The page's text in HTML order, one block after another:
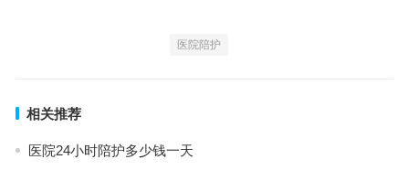
医院陪护
相关推荐
医院24小时陪护多少钱一天